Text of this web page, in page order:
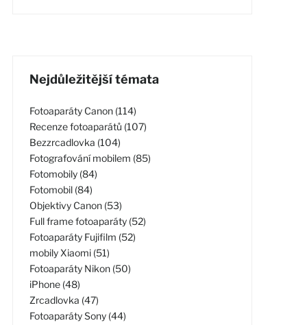
Nejdůležitější témata
Fotoaparáty Canon (114)
Recenze fotoaparátů (107)
Bezzrcadlovka (104)
Fotografování mobilem (85)
Fotomobily (84)
Fotomobil (84)
Objektivy Canon (53)
Full frame fotoaparáty (52)
Fotoaparáty Fujifilm (52)
mobily Xiaomi (51)
Fotoaparáty Nikon (50)
iPhone (48)
Zrcadlovka (47)
Fotoaparáty Sony (44)